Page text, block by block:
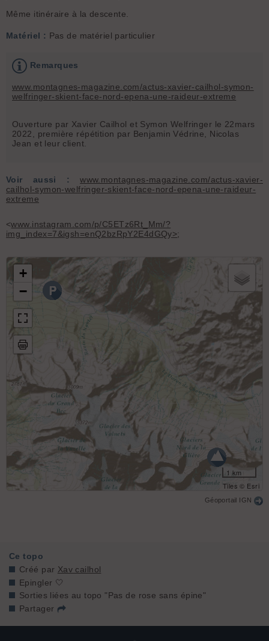
Même itinéraire à la descente.
Matériel : Pas de matériel particulier
Remarques
www.montagnes-magazine.com/actus-xavier-cailhol-symon-
welfringer-skient-face-nord-epena-une-raideur-extreme
Ouverture par Xavier Cailhol et Symon Welfringer le 22mars
2022, première répétition par Benjamin Védrine, Nicolas
Jean et leur client.
Voir aussi :www.montagnes-magazine.com/actus-xavier-
cailhol-symon-welfringer-skient-face-nord-epena-une-raideur-
extreme
<www.instagram.com/p/C5ETz6Rt_Mm/?
img_index=7&igsh=enQ2bzRpY2E4dGQy>;
+
−
1 km
Tiles © Esri
Géoportail IGN
Ce topo
Créé par Xav cailhol
Epingler 🤍
Sorties liées au topo "Pas de rose sans épine"
Partager